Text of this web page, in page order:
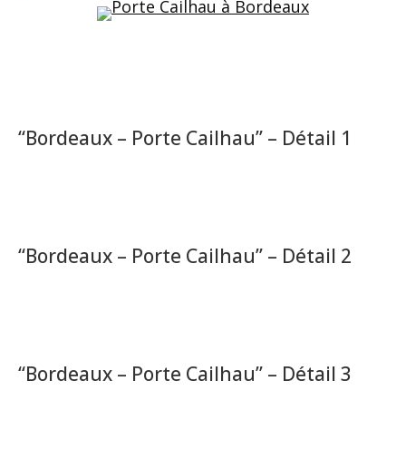
“Bordeaux – Porte Cailhau” – Détail 1
“Bordeaux – Porte Cailhau” – Détail 2
“Bordeaux – Porte Cailhau” – Détail 3